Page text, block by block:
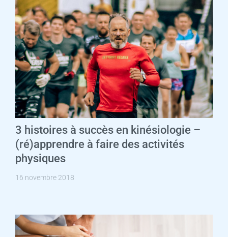
3 histoires à succès en kinésiologie –
(ré)apprendre à faire des activités
physiques
16 novembre 2018